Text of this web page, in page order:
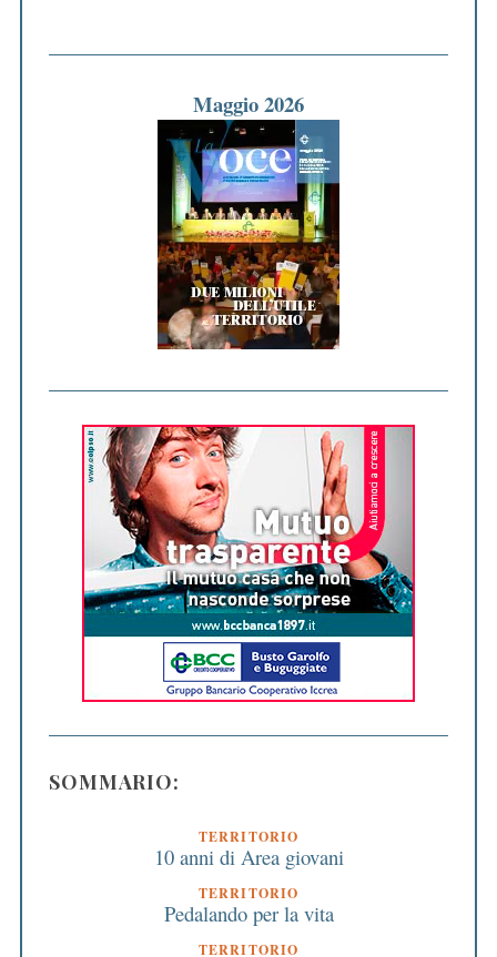
Maggio 2026
SOMMARIO:
TERRITORIO
10 anni di Area giovani
TERRITORIO
Pedalando per la vita
TERRITORIO